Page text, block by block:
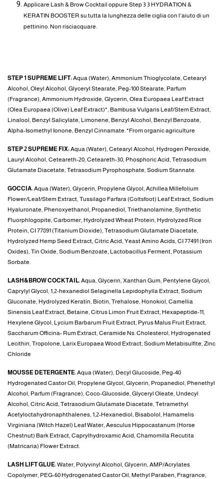
Applicare Lash & Brow Cocktail oppure Step 3 3 HYDRATION &
KERATIN BOOSTER su tutta la lunghezza delle ciglia con l'aiuto di un
pettinino. Non risciacquare.
STEP 1 SUPREME LIFT:Aqua (Water), Ammonium Thioglycolate, Cetearyl
Alcohol, Oleyl Alcohol, Glyceryl Stearate, Peg-100 Stearate, Parfum
(Fragrance), Ammonium Hydroxide, Glycerin, Olea Europaea Leaf Extract
(Olea Europaea (Olive) Leaf Extract)*, Bambusa Vulgaris Leaf/Stem Extract,
Linalool, Benzyl Salicylate, Limonene, Benzyl Alcohol, Benzyl Benzoate,
Alpha-Isomethyl Ionone, Benzyl Cinnamate. *From organic agriculture
STEP 2 SUPREME FIX:Aqua (Water), Cetearyl Alcohol, Hydrogen Peroxide,
Lauryl Alcohol, Ceteareth-20, Ceteareth-30, Phosphoric Acid, Tetrasodium
Glutamate Diacetate, Tetrasodium Pyrophosphate, Sodium Stannate.
GOCCIA: Aqua (Water), Glycerin, Propylene Glycol, Achillea Millefolium
Flower/Leaf/Stem Extract, Tussilago Farfara (Coltsfoot) Leaf Extract, Sodium
Hyaluronate, Phenoxyethanol, Propanediol, Triethanolamine, Synthetic
Fluorphlogopite, Carbomer, Hydrolyzed Wheat Protein, Hydrolyzed Rice
Protein, CI 77891 (Titanium Dioxide), Tetrasodium Glutamate Diacetate,
Hydrolyzed Hemp Seed Extract, Citric Acid, Yeast Amino Acids, CI 77491 (Iron
Oxides), Tin Oxide, Sodium Benzoate, Lactobacillus Ferment, Potassium
Sorbate.
LASH&BROW COCKTAIL: Aqua, Glycerin, Xanthan Gum, Pentylene Glycol,
Caprylyl Glycol, 1,2-hexanediol Selaginella Lepidophylla Extract, Sodium
Gluconate, Hydrolyzed Keratin, Biotin, Trehalose, Honokiol, Camellia
Sinensis Leaf Extract, Betaine, Citrus Limon Fruit Extract, Hexapeptide-11,
Hexylene Glycol, Lycium Barbarum Fruit Extract, Pyrus Malus Fruit Extract,
Saccharum Officina- Rum Extract, Ceramide Ns. Cholesterol, Hydrogenated
Lecithin, Tropolone, Larix Europaea Wood Extract, Sodium Metabisulfite, Zinc
Chloride
MOUSSE DETERGENTE: Aqua (Water), Decyl Glucoside, Peg-40
Hydrogenated Castor Oil, Propylene Glycol, Glycerin, Propanediol, Phenethyl
Alcohol, Parfum (Fragrance), Coco-Glucoside, Glyceryl Oleate, Undecyl
Alcohol, Citric Acid, Tetrasodium Glutamate Diacetate, Tetramethyl
Acetyloctahydronaphthalenes, 1,2-Hexanediol, Bisabolol, Hamamelis
Virginiana (Witch Hazel) Leaf Water, Aesculus Hippocastanum (Horse
Chestnut) Bark Extract, Caprylhydroxamic Acid, Chamomilla Recutita
(Matricaria) Flower Extract.
LASH LIFT GLUE: Water, Polyvinyl Alcohol, Glycerin, AMP/Acrylates
Copolymer, PEG-60 Hydrogenated Castor Oil, Methyl Paraben, Fragrance,